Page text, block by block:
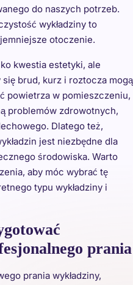
do naszych potrzeb.
wykładziny to
otoczenie.
kwestia estetyki, ale
brud, kurz i roztocza mogą
powietrza w pomieszczeniu,
problemów zdrowotnych,
Dlatego też,
jest niezbędne dla
środowiska. Warto
aby móc wybrać tę
typu wykładziny i
prania
prania wykładziny,